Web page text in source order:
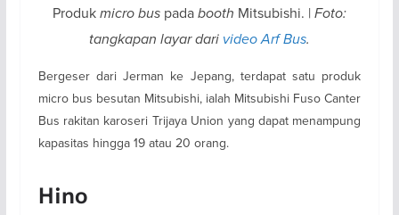
Produkmicro buspadabooth Mitsubishi. | Foto:
tangkapan layar dari video Arf Bus.
Bergeser dari Jerman ke Jepang, terdapat satu produk
micro bus besutan Mitsubishi, ialah Mitsubishi Fuso Canter
Bus rakitan karoseri Trijaya Union yang dapat menampung
kapasitas hingga 19 atau 20 orang.
Hino